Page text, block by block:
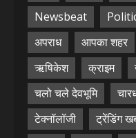
Newsbeat
अपराध
आपका शहर
ऋषिकेश
क्राइम
चलो चले देवभूमि
टेक्नॉलॉजी
ट्रेंडिंग